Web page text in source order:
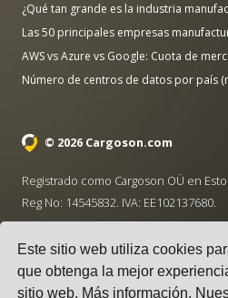
Este sitio web utiliza cookies
que obtenga la mejor
sitio web. Más información.
¿Qué tan grande es la industria
Las 50 principales empresas
AWS vs Azure vs Google: Cuota de
Número de centros de datos por país
© 2026 Cargoson.com
Registrado como Cargoson OÜ en
Reg No: 14545832. IVA: EE102137680.
· hello@cargoson.com